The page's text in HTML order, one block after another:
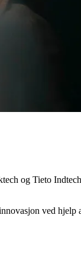
og Tieto
ved hjelp